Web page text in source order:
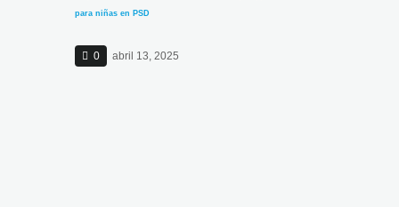
para niñas en PSD
0 abril 13, 2025